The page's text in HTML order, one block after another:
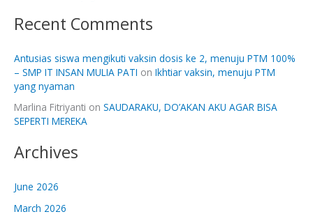
Recent Comments
Antusias siswa mengikuti vaksin dosis ke 2, menuju PTM 100%
– SMP IT INSAN MULIA PATI on Ikhtiar vaksin, menuju PTM
yang nyaman
Marlina Fitriyanti on SAUDARAKU, DO’AKAN AKU AGAR BISA
SEPERTI MEREKA
Archives
June 2026
March 2026